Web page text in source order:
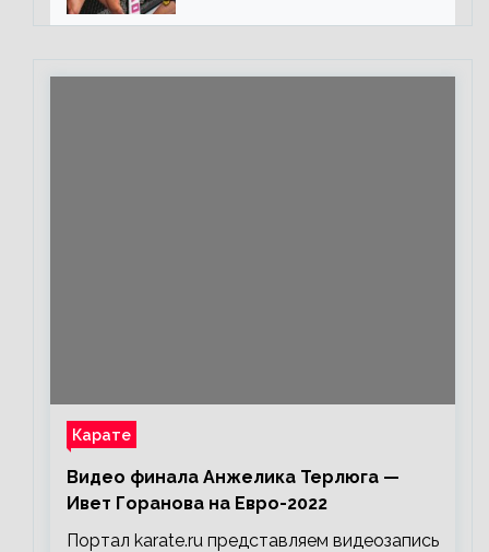
каждом бою, а Конор умеет
Карате
Видео финала Анжелика Терлюга —
Ивет Горанова на Евро-2022
Портал karate.ru представляем видеозапись